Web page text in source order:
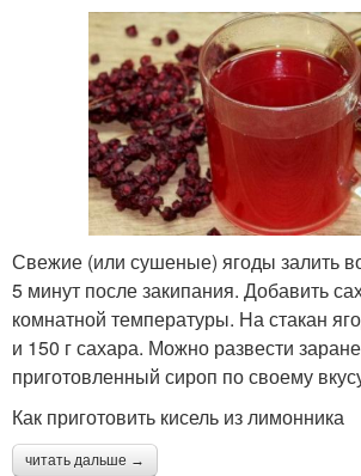
Свежие (или сушеные) ягоды залить
5 минут после закипания. Добавить
комнатной температуры. На стакан
и 150 г сахара. Можно развести
приготовленный сироп по своему
Как приготовить кисель из лимонника
читать дальше →